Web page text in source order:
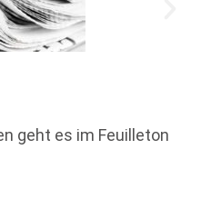
geht es im Feuilleton